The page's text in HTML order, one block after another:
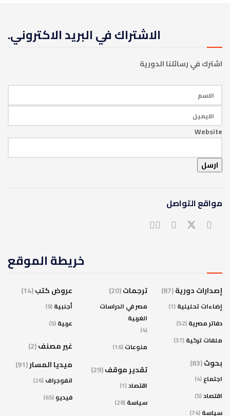
الاشتراك في البريد الاكتروني.
اشترك في رسائلنا الدورية
Website
ارسل
مواقع التواصل
خريطة الموقع
إصدارات دورية(87)
إضاءات تحليلية(1)
دفاتر مصرية(52)
ملفات تركية(37)
بحوث(83)
اجتماع(4)
اقتصاد(5)
سياسة(74)
ترجمات(20)
مصر في الدراسات
الغربية
(4)
منوعات(16)
تقدير موقف(29)
اقتصاد(1)
سياسة(28)
عروض كتب(14)
أجنبية(9)
عربية(5)
غير مصنف(2)
ميديا المسار(91)
انفوجراف(26)
فيديو(65)